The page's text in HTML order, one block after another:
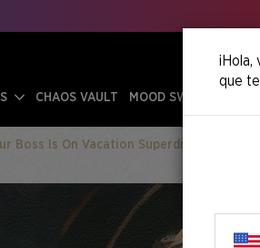
CHAOS VAULT MOOD SWINGS
Boss Is On Vacation Superdrop
que